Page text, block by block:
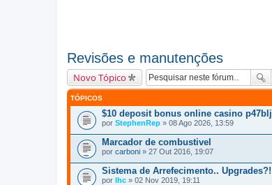
Revisões e manutenções
Novo Tópico
TÓPICOS
$10 deposit bonus online casino p47blj
por StephenRep » 08 Ago 2026, 13:59
Marcador de combustivel
por carboni » 27 Out 2016, 19:07
Sistema de Arrefecimento.. Upgrades?!
por lhc » 02 Nov 2019, 19:11